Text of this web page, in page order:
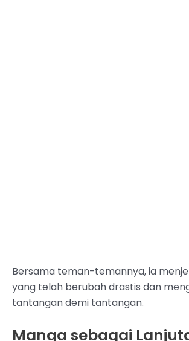
Bersama teman-temannya, ia
yang telah berubah drastis dan
tantangan demi tantangan.
Manga sebagai